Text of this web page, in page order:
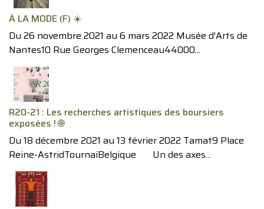
À LA MODE (F) ☀️
Du 26 novembre 2021 au 6 mars 2022 Musée d'Arts de
Nantes10 Rue Georges Clemenceau44000...
R20-21 : Les recherches artistiques des boursiers
exposées ! 🌐
Du 18 décembre 2021 au 13 février 2022 Tamat9 Place
Reine-AstridTournaiBelgique Un des axes...